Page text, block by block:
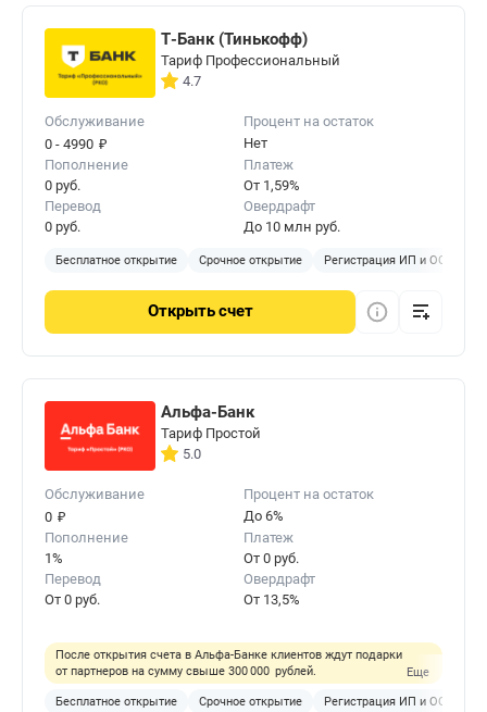
Т-Банк (Тинькофф)
Тариф Профессиональный
4.7
Обслуживание
0 - 4990 ₽
Процент на остаток
Нет
Пополнение
0 руб.
Платеж
От 1,59%
Перевод
0 руб.
Овердрафт
До 10 млн руб.
Бесплатное открытие Срочное открытие Регистрация ИП и ООО
Открытьсчет
Альфа-Банк
Тариф Простой
5.0
Обслуживание
0 ₽
Процент на остаток
До 6%
Пополнение
1%
Платеж
От 0 руб.
Перевод
От 0 руб.
Овердрафт
От 13,5%
После открытия счета в Альфа-Банке клиентов ждут подарки
от партнеров на сумму свыше 300 000 рублей.
Еще
Бесплатное открытие Срочное открытие Регистрация ИП и ООО